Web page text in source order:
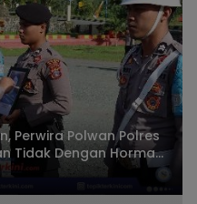
Perwira Polwan Polres
Tidak Dengan Hormat